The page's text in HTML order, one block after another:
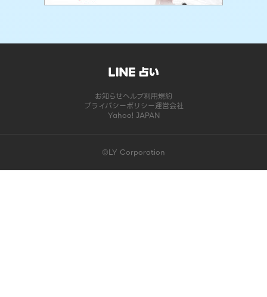
お知らせヘルプ利用規約
プライバシーポリシー運営会社
Yahoo! JAPAN
©LY Corporation
このコンテンツは掲載が終了しました | LINE占い